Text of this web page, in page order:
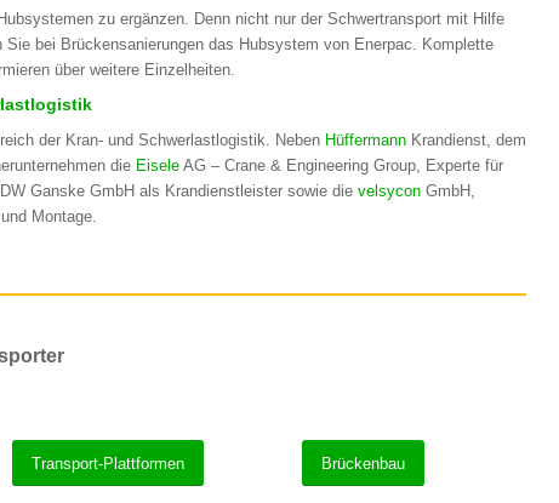
zu ergänzen. Denn nicht nur der Schwertransport mit Hilfe
bei Brückensanierungen das Hubsystem von Enerpac. Komplette
über weitere Einzelheiten.
der Kran- und Schwerlastlogistik. Neben Hüffermann Krandienst, dem
die Eisele AG – Crane & Engineering Group, Experte für
Ganske GmbH als Krandienstleister sowie die velsycon GmbH,
Montage.
Transport-Plattformen Brückenbau